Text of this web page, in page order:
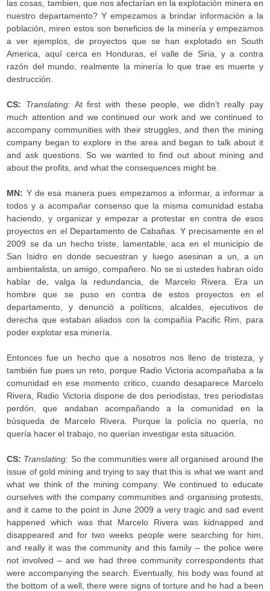
las cosas, tambien, que nos afectarían en la explotación minera en
nuestro departamento? Y empezamos a brindar información a la
población, miren estos son beneficios de la minería y empezamos
a ver ejemplos, de proyectos que se han explotado en South
America, aquí cerca en Honduras, el valle de Siria, y a contra
razón del mundo, realmente la minería lo que trae es muerte y
destrucción.
CS: Translating:At first with these people, we didn’t really pay
much attention and we continued our work and we continued to
accompany communities with their struggles, and then the mining
company began to explore in the area and began to talk about it
and ask questions. So we wanted to find out about mining and
about the profits, and what the consequences might be.
MN: Y de esa manera pues empezamos a informar, a informar a
todos y a acompañar consenso que la misma comunidad estaba
haciendo, y organizar y empezar a protestar en contra de esos
proyectos en el Departamento de Cabañas. Y precisamente en el
2009 se da un hecho triste, lamentable, aca en el municipio de
San Isidro en donde secuestran y luego asesinan a un, a un
ambientalista, un amigo, compañero. No se si ustedes habran oído
hablar de, valga la redundancia, de Marcelo Rivera. Era un
hombre que se puso en contra de estos proyectos en el
departamento, y denunció a políticos, alcaldes, ejecutivos de
derecha que estaban aliados con la compañía Pacific Rim, para
poder explotar esa minería.
Entonces fue un hecho que a nosotros nos lleno de tristeza, y
también fue pues un reto, porque Radio Victoria acompañaba a la
comunidad en ese momento critico, cuando desaparece Marcelo
Rivera, Radio Victoria dispone de dos periodistas, tres periodistas
perdón, que andaban acompañando a la comunidad en la
búsqueda de Marcelo Rivera. Porque la policía no quería, no
quería hacer el trabajo, no querían investigar esta situación.
CS: Translating: So the communities were all organised around the
issue of gold mining and trying to say that this is what we want and
what we think of the mining company. We continued to educate
ourselves with the company communities and organising protests,
and it came to the point in June 2009 a very tragic and sad event
happened which was that Marcelo Rivera was kidnapped and
disappeared and for two weeks people were searching for him,
and really it was the community and this family – the police were
not involved – and we had three community correspondents that
were accompanying the search. Eventually, his body was found at
the bottom of a well, there were signs of torture and he had a been